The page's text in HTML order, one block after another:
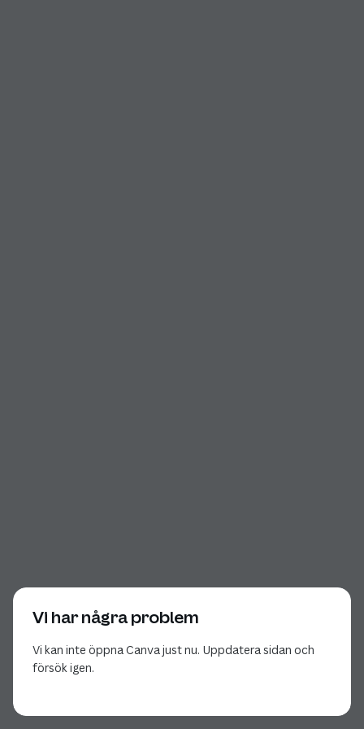
Vi har några problem
Vi kan inte öppna Canva just nu. Uppdatera sidan och
försök igen.